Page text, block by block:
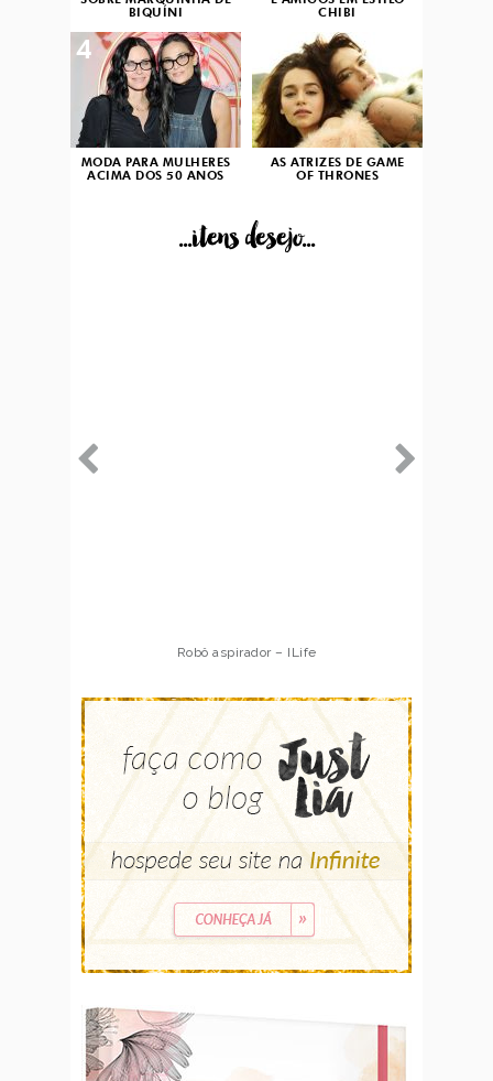
BIQUÍNI
CHIBI
MODA PARA MULHERES
ACIMA DOS 50 ANOS
4
AS ATRIZES DE GAME
OF THRONES
...itens desejo...
Robô aspirador – ILife